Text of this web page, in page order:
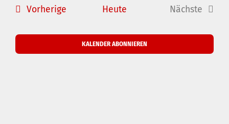
VorherigeVeranstaltungen
Heute
Nächste
KALENDER ABONNIEREN